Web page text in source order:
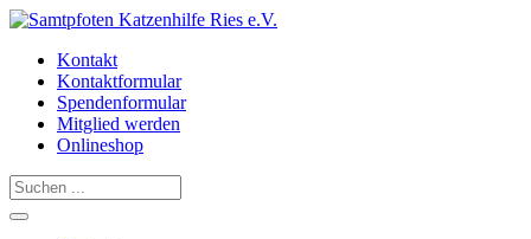
Kontakt
Kontaktformular
Spendenformular
Mitglied werden
Onlineshop